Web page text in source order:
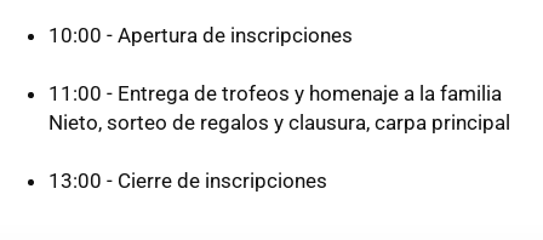
10:00 - Apertura de inscripciones
11:00 - Entrega de trofeos y homenaje a la familia
Nieto, sorteo de regalos y clausura, carpa principal
13:00 - Cierre de inscripciones